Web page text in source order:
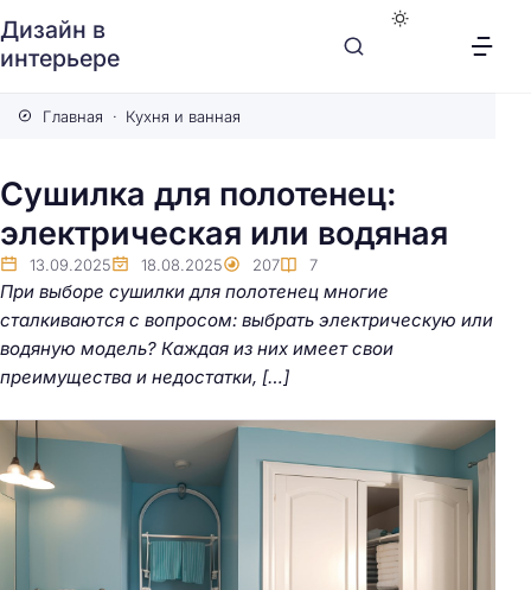
Дизайн в
интерьере
Главная Кухня и ванная
Сушилка для полотенец:
электрическая или водяная
13.09.2025 18.08.2025 207 7
При выборе сушилки для полотенец многие
сталкиваются с вопросом: выбрать электрическую или
водяную модель? Каждая из них имеет свои
преимущества и недостатки, […]